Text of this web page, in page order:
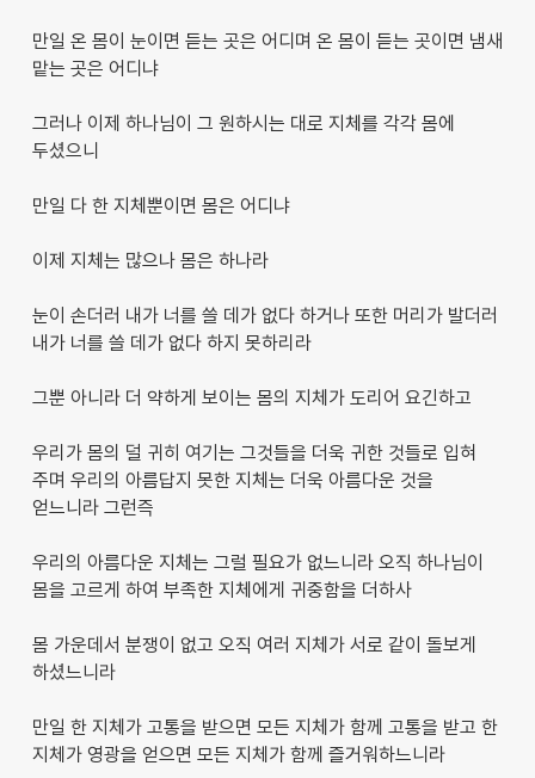
만일 온 몸이 눈이면 듣는 곳은 어디며 온 몸이 듣는 곳이면 냄새
맡는 곳은 어디냐
그러나 이제 하나님이 그 원하시는 대로 지체를 각각 몸에
두셨으니
만일 다 한 지체뿐이면 몸은 어디냐
이제 지체는 많으나 몸은 하나라
눈이 손더러 내가 너를 쓸 데가 없다 하거나 또한 머리가 발더러
내가 너를 쓸 데가 없다 하지 못하리라
그뿐 아니라 더 약하게 보이는 몸의 지체가 도리어 요긴하고
우리가 몸의 덜 귀히 여기는 그것들을 더욱 귀한 것들로 입혀
주며 우리의 아름답지 못한 지체는 더욱 아름다운 것을
얻느니라 그런즉
우리의 아름다운 지체는 그럴 필요가 없느니라 오직 하나님이
몸을 고르게 하여 부족한 지체에게 귀중함을 더하사
몸 가운데서 분쟁이 없고 오직 여러 지체가 서로 같이 돌보게
하셨느니라
만일 한 지체가 고통을 받으면 모든 지체가 함께 고통을 받고 한
지체가 영광을 얻으면 모든 지체가 함께 즐거워하느니라